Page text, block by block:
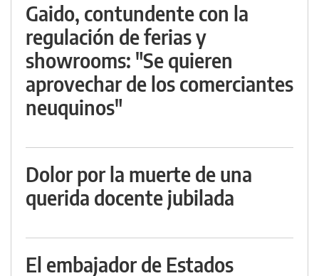
Gaido, contundente con la
regulación de ferias y
showrooms: "Se quieren
aprovechar de los comerciantes
neuquinos"
Dolor por la muerte de una
querida docente jubilada
El embajador de Estados